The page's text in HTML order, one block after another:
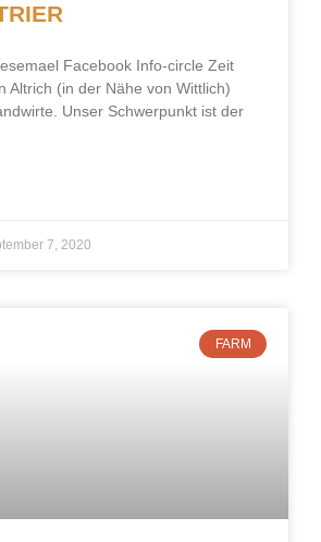
Facebook Info-circle Zeit
Altrich (in der Nähe von Wittlich)
Unser Schwerpunkt ist der
7, 2020
FARM